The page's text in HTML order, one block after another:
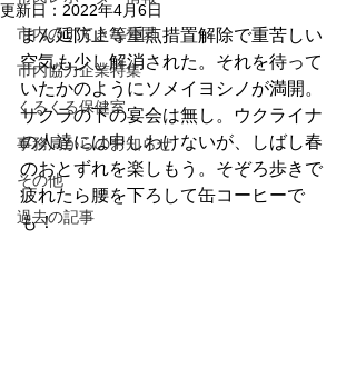
市内のすてきな公園
市内協力企業特集
くるくる保健室
事務局からのお知らせ
その他
過去の記事
更新日： 2022年4月6日
まん延防止等重点措置解除で重苦しい
空気も少し解消された。それを待って
いたかのようにソメイヨシノが満開。
サクラの下の宴会は無し。ウクライナ
の人達には申しわけないが、しばし春
のおとずれを楽しもう。そぞろ歩きで
疲れたら腰を下ろして缶コーヒーで
も！